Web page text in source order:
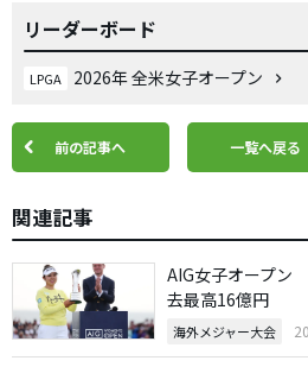
リーダーボード
LPGA 2026年 全米女子オープン
前の記事へ 一覧へ戻る
関連記事
AIG女子オープン
去最高16億円
海外メジャー大会